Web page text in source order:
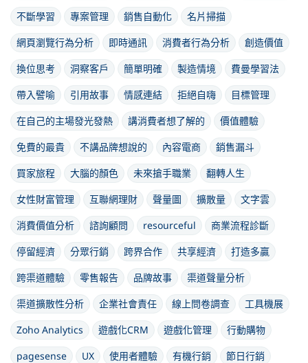
不斷學習
專案管理 銷售自動化
名片掃描
網頁瀏覽行為分析
即時通訊 消費者行為分析
創造價值
換位思考
洞察客戶 簡單明確 製造情境
費曼學習法
帶入譬喻
引用故事 情感連結 拒絕自嗨
目標管理
在自己的主場發光發熱
講消費者想了解的
價值體驗
免費的最貴
不講品牌想說的 內容電商
銷售漏斗
買家旅程
大腦的顏色 未來搶手職業
翻轉人生
女性財富管理
互聯網理財 聲量圖 擴散量
文字雲
消費價值分析
諮詢顧問 resourceful
商業流程診斷
停留經濟
分眾行銷 跨界合作 共享經濟
打造多贏
跨渠道體驗
零售報告 品牌故事
渠道聲量分析
渠道擴散性分析
企業社會責任 線上問卷調查
工具機展
Zoho Analytics
遊戲化CRM 遊戲化管理
行動購物
pagesense
UX 使用者體驗 有機行銷
節日行銷